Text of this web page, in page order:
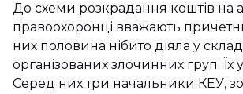
До схеми розкрадання коштів на
правоохоронці вважають
них половина нібито діяла у
організованих злочинних груп. Їх
Серед них три начальники КЕУ,